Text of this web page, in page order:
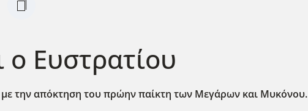
ο Ευστρατίου
την απόκτηση του πρώην παίκτη των Μεγάρων και Μυκόνου.